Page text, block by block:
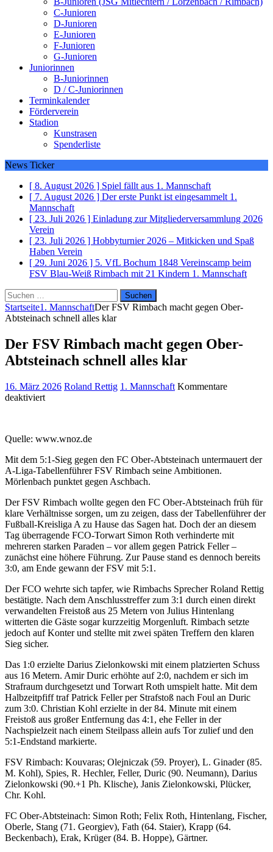
C-Junioren
D-Junioren
E-Junioren
F-Junioren
G-Junioren
Juniorinnen
B-Juniorinnen
D / C-Juniorinnen
Terminkalender
Förderverein
Stadion
Kunstrasen
Spenderliste
News Ticker
[ 8. August 2026 ] Spiel fällt aus 1. Mannschaft
[ 7. August 2026 ] Der erste Punkt ist eingesammelt 1.
Mannschaft
[ 23. Juli 2026 ] Einladung zur Mitgliederversammlung 2026
Verein
[ 23. Juli 2026 ] Hobbyturnier 2026 – Mitkicken und Spaß
Haben Verein
[ 29. Juni 2026 ] 5. VfL Bochum 1848 Vereinscamp beim
FSV Blau-Weiß Rimbach mit 21 Kindern 1. Mannschaft
Suchen
nach:
Startseite1. MannschaftDer FSV Rimbach macht gegen Ober-
Abtsteinach schnell alles klar
Der FSV Rimbach macht gegen Ober-
Abtsteinach schnell alles klar
16. März 2026 Roland Rettig 1. Mannschaft Kommentare
deaktiviertfür
macht
Ober-
Abtsteinach
schnell
klar
Quelle: www.wnoz.de
Mit dem 5:1-Sieg gegen den FC Ober-Abtsteinach untermauert der
A-Liga-Tabellenführer FSV Rimbach seine Ambitionen.
Mörlenbach punktet gegen Aschbach.
Der FSV Rimbach wollte gegen den FC Ober-Abtsteinach früh für
klare Verhältnisse sorgen, um zu zeigen, dass der Tabellenführer der
Fußball-Kreisliga A zu Hause das Sagen hat. Doch der an diesem
Tag überragende FCO-Torwart Simon Roth verhinderte mit
mehreren starken Paraden – vor allem gegen Patrick Feller –
zunächst eine höhere Führung. Zur Pause stand es dennoch bereits
3:0, am Ende gewann der FSV mit 5:1.
Der FCO wehrte sich tapfer, wie Rimbachs Sprecher Roland Rettig
bestätigte. Nach dem Anschlusstreffer zum 3:1 durch einen direkt
verwandelten Freistoß aus 25 Metern von Julius Hintenlang
witterten die Gäste sogar kurzzeitig Morgenluft. Rimbach setzte
jedoch auf Konter und stellte mit zwei späten Treffern den klaren
Sieg sicher.
Das 1:0 erzielte Darius Zielonkowski mit einem platzierten Schuss
aus 16 Metern. Amir Duric erhöhte auf 2:0, nachdem er sich im
Strafraum durchgesetzt und Torwart Roth umspielt hatte. Mit dem
Halbzeitpfiff traf Patrick Feller per Strafstoß nach Foul an Duric
zum 3:0. Christian Kohl erzielte in der 84. Minute mit einem
Freistoß aus großer Entfernung das 4:1, ehe Feller in der
Nachspielzeit nach einem Steilpass allein aufs Tor zulief und den
5:1-Endstand markierte.
FSV Rimbach: Kouvaras; Olejniczak (59. Proyer), L. Ginader (85.
M. Kohl), Spies, R. Hechler, Feller, Duric (90. Neumann), Darius
Zielonkowski (90.+1 Ph. Klische), Janis Zielonkowski, Plücker,
Chr. Kohl.
FC Ober-Abtsteinach: Simon Roth; Felix Roth, Hintenlang, Fischer,
Oberle, Stang (71. Georgiev), Fath (64. Staier), Krapp (64.
Beckenbach), Erak, Krüger (84. B. Hoppe), Gärtner.